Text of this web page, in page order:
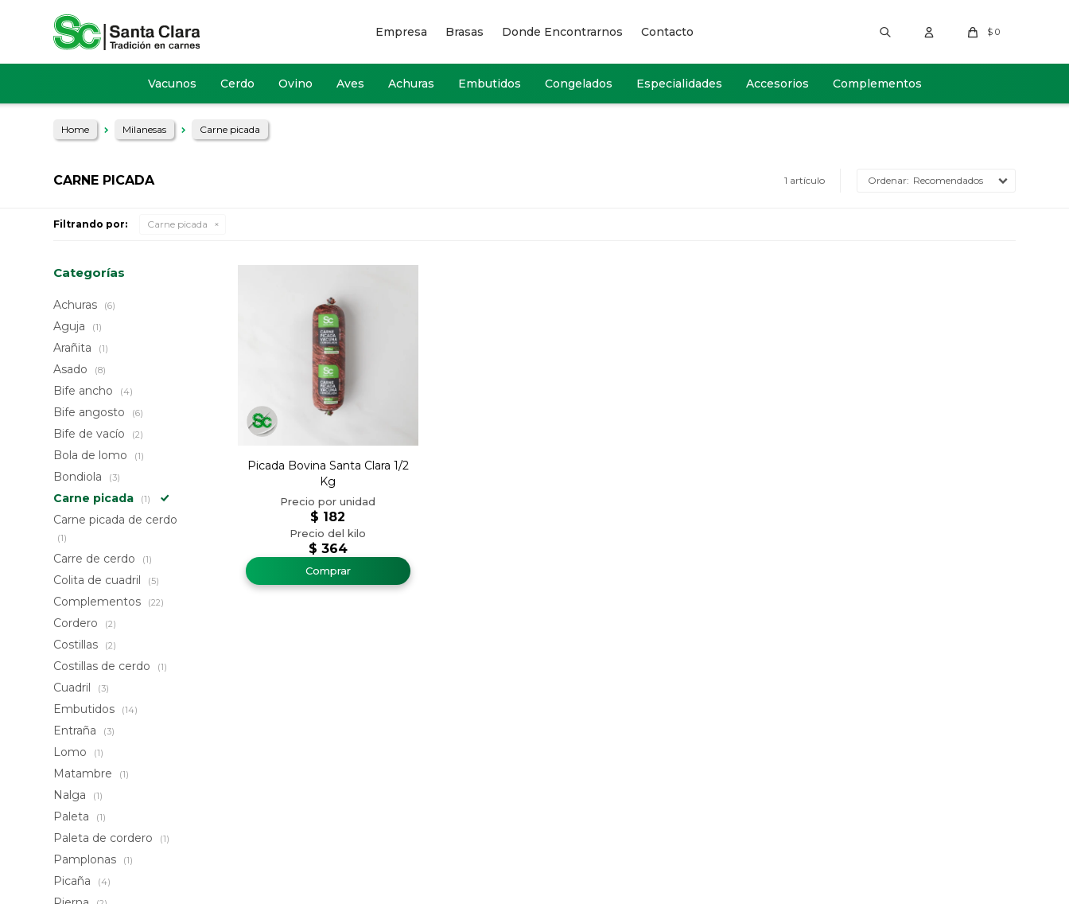
Vacunos Cerdo Ovino Aves Achuras Embutidos Congelados Especialidades Accesorios Complementos
$ 0
Empresa Brasas Donde Encontrarnos Contacto
Home Milanesas Carne picada
CARNE PICADA 1 artículo Recomendados
Filtrando por: Carne picada
Picada Bovina Santa Clara 1/2
Kg
$ 364
$ 182
Categorías
Achuras (6)
Aguja (1)
Arañita (1)
Asado (8)
Bife ancho (4)
Bife angosto (6)
Bife de vacío (2)
Bola de lomo (1)
Bondiola (3)
Carne picada (1)
Carne picada de cerdo
(1)
Carre de cerdo (1)
Colita de cuadril (5)
Complementos (22)
Cordero (2)
Costillas (2)
Costillas de cerdo (1)
Cuadril (3)
Embutidos (14)
Entraña (3)
Lomo (1)
Matambre (1)
Nalga (1)
Paleta (1)
Paleta de cordero (1)
Pamplonas (1)
Picaña (4)